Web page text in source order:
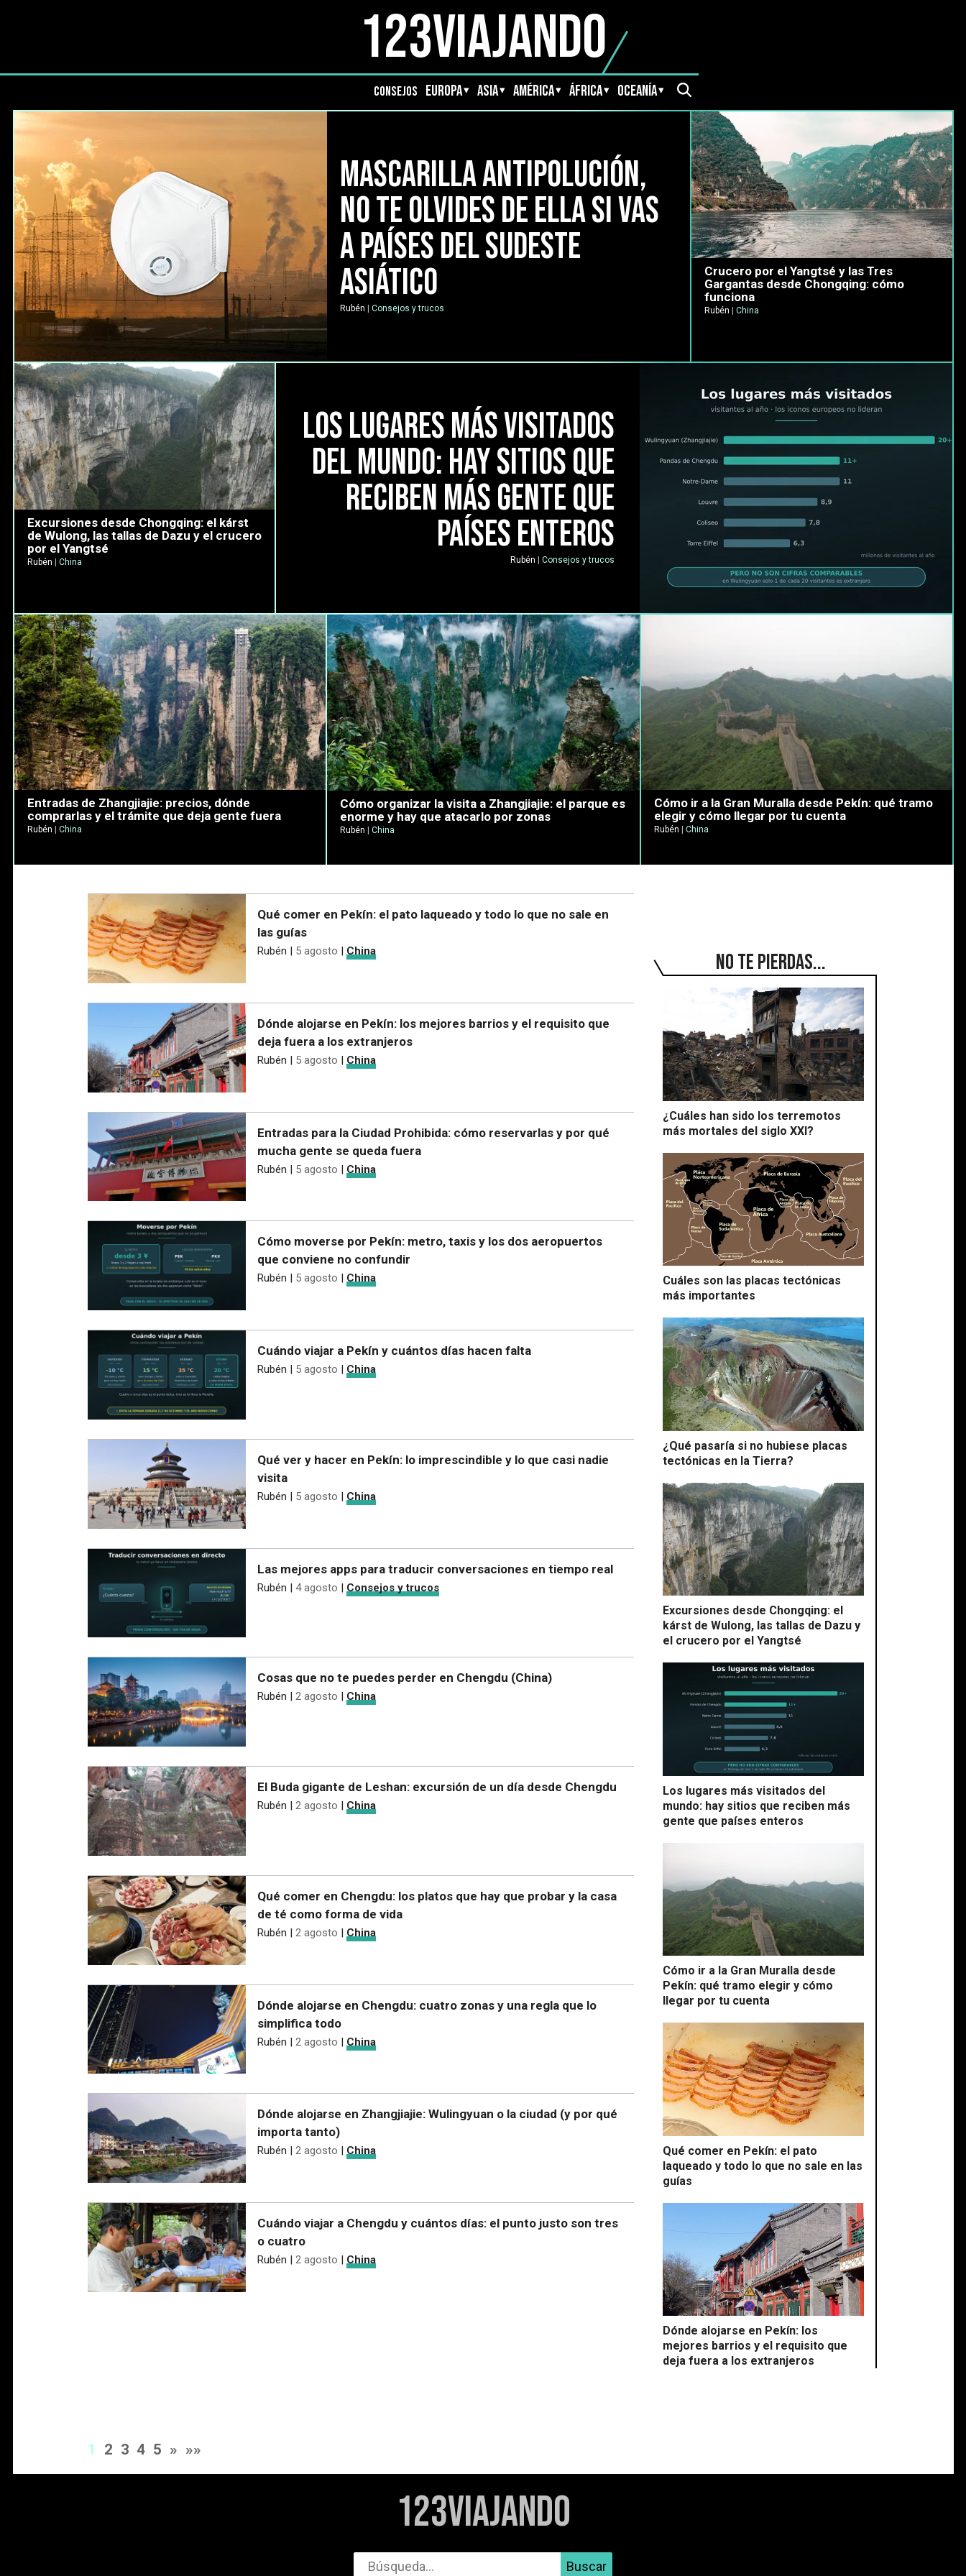
123Viajando
CONSEJOS EUROPA ASIA AMÉRICA ÁFRICA OCEANÍA
Mascarilla antipolución,
no te olvides de ella si vas
a países del sudeste
asiático
Rubén | Consejos y trucos
Crucero por el Yangtsé y las Tres
Gargantas desde Chongqing: cómo
funciona
Rubén China
Excursiones desde Chongqing: el kárst
de Wulong, las tallas de Dazu y el crucero
por el Yangtsé
Rubén China
Los lugares más visitados
del mundo: hay sitios que
reciben más gente que
países enteros
Rubén | Consejos y trucos
Entradas de Zhangjiajie: precios, dónde
comprarlas y el trámite que deja gente fuera
Rubén | China
Cómo organizar la visita a Zhangjiajie: el parque es
enorme y hay que atacarlo por zonas
Rubén | China
Cómo ir a la Gran Muralla desde Pekín: qué tramo
elegir y cómo llegar por tu cuenta
Rubén | China
Qué comer en Pekín: el pato laqueado y todo lo que no sale en
las guías
Rubén | 5 agosto | China
Dónde alojarse en Pekín: los mejores barrios y el requisito que
deja fuera a los extranjeros
Rubén | 5 agosto | China
Entradas para la Ciudad Prohibida: cómo reservarlas y por qué
mucha gente se queda fuera
Rubén | 5 agosto | China
Cómo moverse por Pekín: metro, taxis y los dos aeropuertos
que conviene no confundir
Rubén | 5 agosto | China
Cuándo viajar a Pekín y cuántos días hacen falta
Rubén | 5 agosto | China
Qué ver y hacer en Pekín: lo imprescindible y lo que casi nadie
visita
Rubén | 5 agosto | China
Las mejores apps para traducir conversaciones en tiempo real
Rubén | 4 agosto | Consejos y trucos
Cosas que no te puedes perder en Chengdu (China)
Rubén | 2 agosto | China
El Buda gigante de Leshan: excursión de un día desde Chengdu
Rubén | 2 agosto | China
Qué comer en Chengdu: los platos que hay que probar y la casa
de té como forma de vida
Rubén | 2 agosto | China
Dónde alojarse en Chengdu: cuatro zonas y una regla que lo
simplifica todo
Rubén | 2 agosto | China
Dónde alojarse en Zhangjiajie: Wulingyuan o la ciudad (y por qué
importa tanto)
Rubén | 2 agosto | China
Cuándo viajar a Chengdu y cuántos días: el punto justo son tres
o cuatro
Rubén | 2 agosto | China
No te pierdas...
¿Cuáles han sido los terremotos
más mortales del siglo XXI?
Cuáles son las placas tectónicas
más importantes
¿Qué pasaría si no hubiese placas
tectónicas en la Tierra?
Excursiones desde Chongqing: el
kárst de Wulong, las tallas de Dazu y
el crucero por el Yangtsé
Los lugares más visitados del
mundo: hay sitios que reciben más
gente que países enteros
Cómo ir a la Gran Muralla desde
Pekín: qué tramo elegir y cómo
llegar por tu cuenta
Qué comer en Pekín: el pato
laqueado y todo lo que no sale en las
guías
Dónde alojarse en Pekín: los
mejores barrios y el requisito que
deja fuera a los extranjeros
1 2 3 4 5 » »»
123Viajando
Buscar